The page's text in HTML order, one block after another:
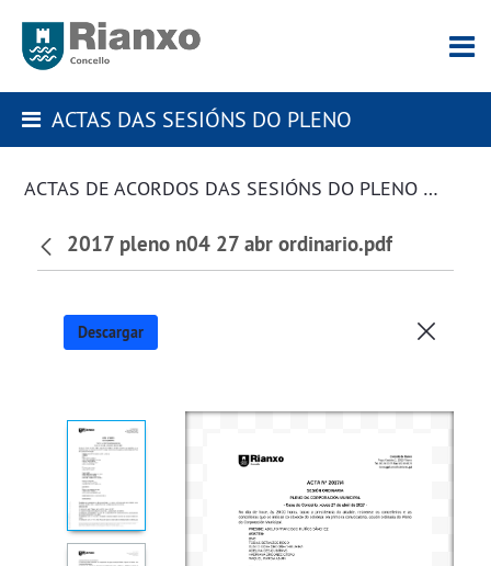
ACTAS DAS SESIÓNS DO PLENO
ACTAS DE ACORDOS DAS SESIÓNS DO PLENO DA CORPORACIÓN
2017 pleno n04 27 abr ordinario.pdf
Descargar